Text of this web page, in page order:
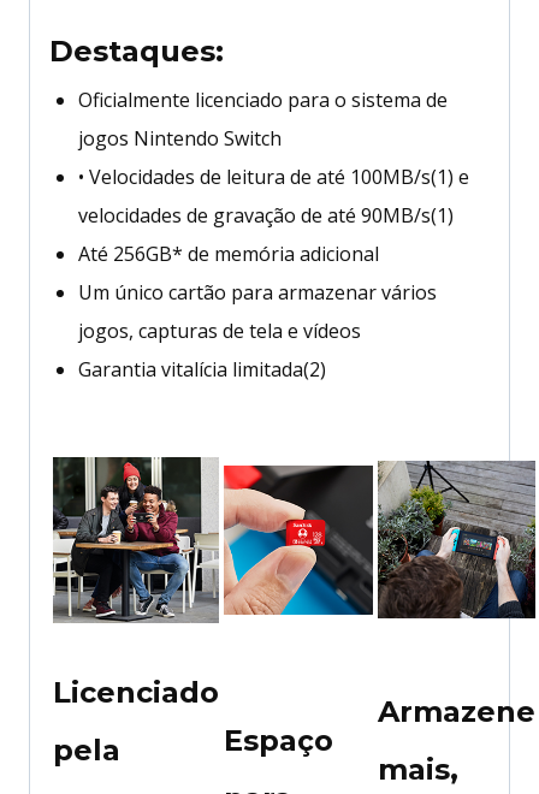
Destaques:
Oficialmente licenciado para o sistema de
jogos Nintendo Switch
• Velocidades de leitura de até 100MB/s(1) e
velocidades de gravação de até 90MB/s(1)
Até 256GB* de memória adicional
Um único cartão para armazenar vários
jogos, capturas de tela e vídeos
Garantia vitalícia limitada(2)
Licenciado
pela
Espaço
Armazene
mais,